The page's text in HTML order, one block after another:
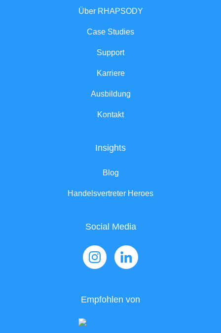
Über RHAPSODY
Case Studies
Support
Karriere
Ausbildung
Kontakt
Insights
Blog
Handelsvertreter Heroes
Social Media
Empfohlen von